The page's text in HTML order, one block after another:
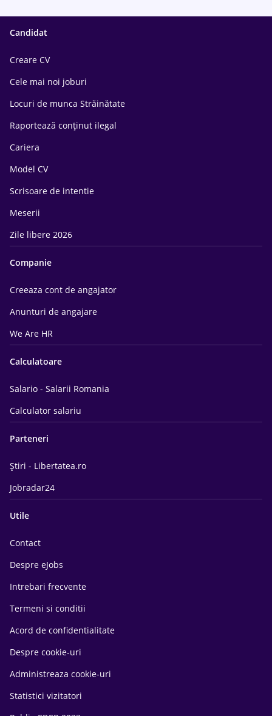
Candidat
Creare CV
Cele mai noi joburi
Locuri de munca Străinătate
Raportează conținut ilegal
Cariera
Model CV
Scrisoare de intentie
Meserii
Zile libere 2026
Companie
Creeaza cont de angajator
Anunturi de angajare
We Are HR
Calculatoare
Salario - Salarii Romania
Calculator salariu
Parteneri
Știri - Libertatea.ro
Jobradar24
Utile
Contact
Despre eJobs
Intrebari frecvente
Termeni si conditii
Acord de confidentialitate
Despre cookie-uri
Administreaza cookie-uri
Statistici vizitatori